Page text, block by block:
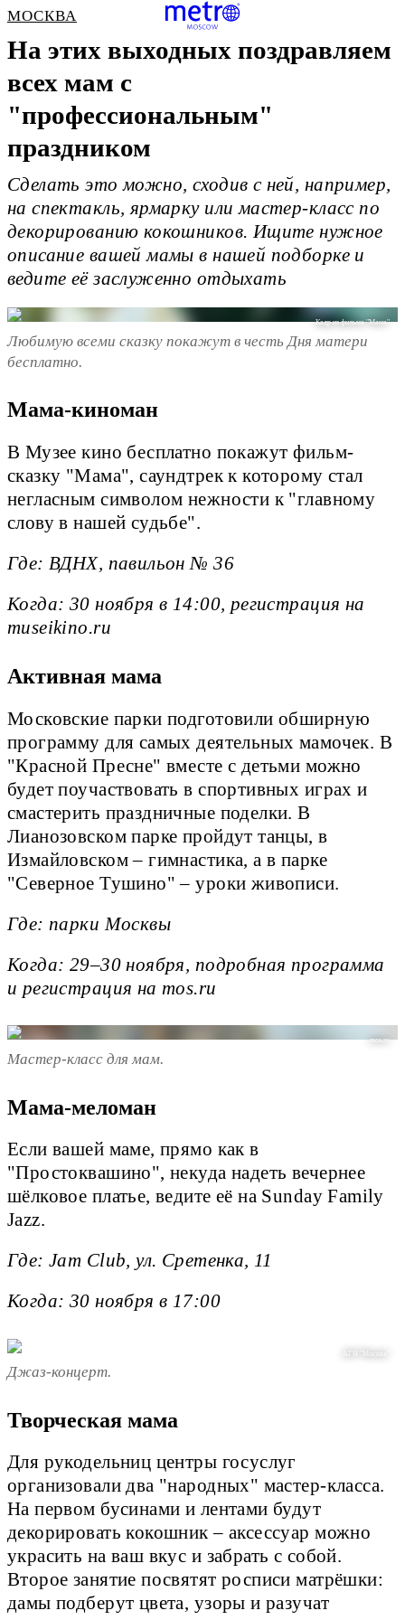
МОСКВА
На этих выходных поздравляем
всех мам с
"профессиональным"
праздником
Сделать это можно, сходив с ней, например,
на спектакль, ярмарку или мастер-класс по
декорированию кокошников. Ищите нужное
описание вашей мамы в нашей подборке и
ведите её заслуженно отдыхать
Кадр из фильма "Мама"
Любимую всеми сказку покажут в честь Дня матери
бесплатно.
Мама-киноман
В Музее кино бесплатно покажут фильм-
сказку "Мама", саундтрек к которому стал
негласным символом нежности к "главному
слову в нашей судьбе".
Где: ВДНХ, павильон № 36
Когда: 30 ноября в 14:00, регистрация на
museikino.ru
Активная мама
Московские парки подготовили обширную
программу для самых деятельных мамочек. В
"Красной Пресне" вместе с детьми можно
будет поучаствовать в спортивных играх и
смастерить праздничные поделки. В
Лианозовском парке пройдут танцы, в
Измайловском – гимнастика, а в парке
"Северное Тушино" – уроки живописи.
Где: парки Москвы
Когда: 29–30 ноября, подробная программа
и регистрация на mos.ru
mos.ru
Мастер-класс для мам.
Мама-меломан
Если вашей маме, прямо как в
"Простоквашино", некуда надеть вечернее
шёлковое платье, ведите её на Sunday Family
Jazz.
Где: Jam Club, ул. Сретенка, 11
Когда: 30 ноября в 17:00
АГН "Москва"
Джаз-концерт.
Творческая мама
Для рукодельниц центры госуслуг
организовали два "народных" мастер-класса.
На первом бусинами и лентами будут
декорировать кокошник – аксессуар можно
украсить на ваш вкус и забрать с собой.
Второе занятие посвятят росписи матрёшки:
дамы подберут цвета, узоры и разучат